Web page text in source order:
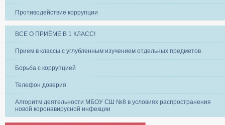
Противодействие коррупции
ВСЕ О ПРИЁМЕ В 1 КЛАСС!
Прием в классы с углубленным изучением отдельных предметов
Борьба с коррупцией
Телефон доверия
Алгоритм деятельности МБОУ СШ №8 в условиях распространения
новой коронавирусной инфекции